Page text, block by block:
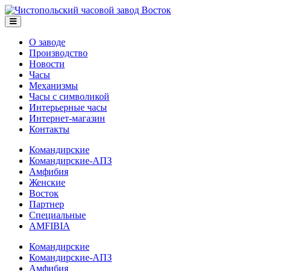
О заводе
Производство
Новости
Часы
Механизмы
Часы с символикой
Интерьерные часы
Интернет-магазин
Контакты
Командирские
Командирские-АПЗ
Амфибия
Женские
Восток
Партнер
Специальные
AMFIBIA
Командирские
Командирские-АПЗ
Амфибия